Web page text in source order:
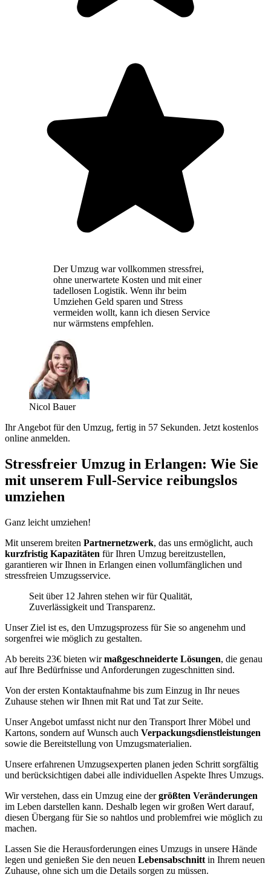
Der Umzug war vollkommen stressfrei,
ohne unerwartete Kosten und mit einer
tadellosen Logistik. Wenn ihr beim
Umziehen Geld sparen und Stress
vermeiden wollt, kann ich diesen Service
nur wärmstens empfehlen.
Nicol Bauer
Ihr Angebot für den Umzug, fertig in 57 Sekunden. Jetzt kostenlos
online anmelden.
Stressfreier Umzug in Erlangen: Wie Sie
mit unserem Full-Service reibungslos
umziehen
Ganz leicht umziehen!
Mit unserem breiten Partnernetzwerk, das uns ermöglicht, auch
kurzfristig Kapazitäten für Ihren Umzug bereitzustellen,
garantieren wir Ihnen in Erlangen einen vollumfänglichen und
stressfreien Umzugsservice.
Seit über 12 Jahren stehen wir für Qualität,
Zuverlässigkeit und Transparenz.
Unser Ziel ist es, den Umzugsprozess für Sie so angenehm und
sorgenfrei wie möglich zu gestalten.
Ab bereits 23€ bieten wirmaßgeschneiderte Lösungen, die genau
auf Ihre Bedürfnisse und Anforderungen zugeschnitten sind.
Von der ersten Kontaktaufnahme bis zum Einzug in Ihr neues
Zuhause stehen wir Ihnen mit Rat und Tat zur Seite.
Unser Angebot umfasst nicht nur den Transport Ihrer Möbel und
Kartons, sondern auf Wunsch auch Verpackungsdienstleistungen
sowie die Bereitstellung von Umzugsmaterialien.
Unsere erfahrenen Umzugsexperten planen jeden Schritt sorgfältig
und berücksichtigen dabei alle individuellen Aspekte Ihres Umzugs.
Wir verstehen, dass ein Umzug eine dergrößten Veränderungen
im Leben darstellen kann. Deshalb legen wir großen Wert darauf,
diesen Übergang für Sie so nahtlos und problemfrei wie möglich zu
machen.
Lassen Sie die Herausforderungen eines Umzugs in unsere Hände
legen und genießen Sie den neuen Lebensabschnitt in Ihrem neuen
Zuhause, ohne sich um die Details sorgen zu müssen.